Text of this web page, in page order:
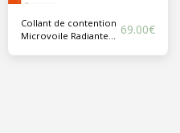
Collant de contention
Microvoile Radiante
69.00€